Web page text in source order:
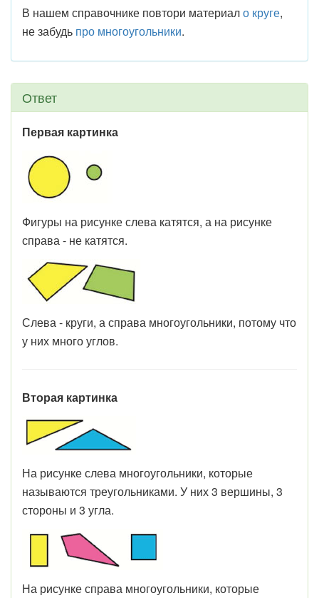
В нашем справочнике повтори материало круге,
не забудь про многоугольники.
Ответ
Первая картинка
Фигуры на рисунке слева катятся, а на рисунке
справа - не катятся.
Слева - круги, а справа многоугольники, потому что
у них много углов.
Вторая картинка
На рисунке слева многоугольники, которые
называются треугольниками. У них 3 вершины, 3
стороны и 3 угла.
На рисунке справа многоугольники, которые